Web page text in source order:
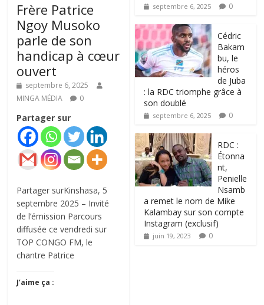
Frère Patrice
Ngoy Musoko
parle de son
handicap à cœur
ouvert
septembre 6, 2025
MINGA MÉDIA
0
Partager sur
Partager surKinshasa, 5
septembre 2025 – Invité
de l’émission Parcours
diffusée ce vendredi sur
TOP CONGO FM, le
chantre Patrice
J’aime ça :
septembre 6, 2025 0
‎Cédric
Bakam
bu, le
héros
de Juba
: la RDC triomphe grâce à
son doublé
septembre 6, 2025 0
RDC :
Étonna
nt,
Penielle
Nsamb
a remet le nom de Mike
Kalambay sur son compte
Instagram (exclusif)
juin 19, 2023 0